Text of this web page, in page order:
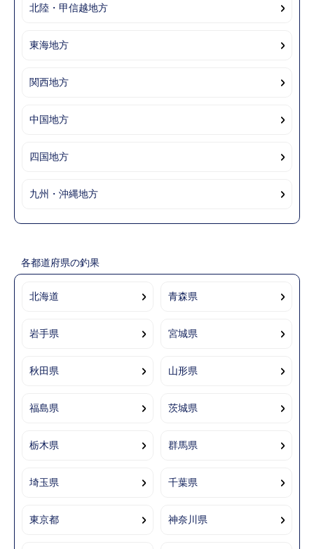
北陸・甲信越地方
東海地方
関西地方
中国地方
四国地方
九州・沖縄地方
各都道府県の釣果
北海道 青森県
岩手県 宮城県
秋田県 山形県
福島県 茨城県
栃木県 群馬県
埼玉県 千葉県
東京都 神奈川県